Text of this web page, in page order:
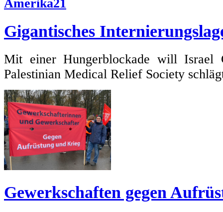
Amerika21
Gigantisches
Mit einer Hungerblockade will Israel
Palestinian Medical Relief Society
Gewerkschaften gegen